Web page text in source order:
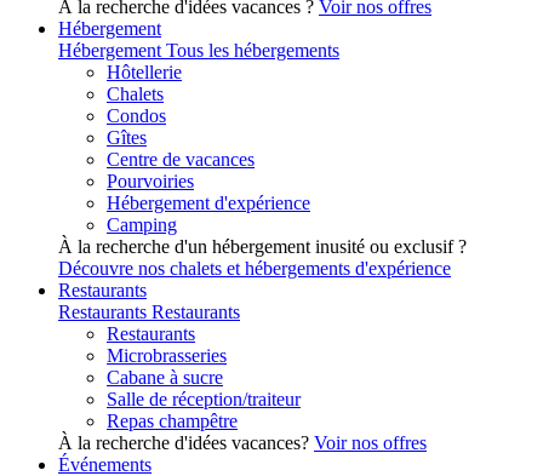
À la recherche d'idées vacances ? Voir nos offres
Hébergement
Hébergement Tous les hébergements
Hôtellerie
Chalets
Condos
Gîtes
Centre de vacances
Pourvoiries
Hébergement d'expérience
Camping
À la recherche d'un hébergement inusité ou exclusif ?
Découvre nos chalets et hébergements d'expérience
Restaurants
Restaurants Restaurants
Restaurants
Microbrasseries
Cabane à sucre
Salle de réception/traiteur
Repas champêtre
À la recherche d'idées vacances? Voir nos offres
Événements